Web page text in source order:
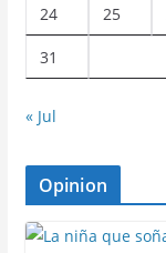
24 25
31
« Jul
Opinion